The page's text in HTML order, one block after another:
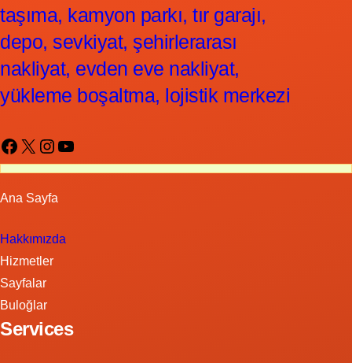
taşıma, kamyon parkı, tır garajı,
depo, sevkiyat, şehirlerarası
nakliyat, evden eve nakliyat,
yükleme boşaltma, lojistik merkezi
Facebook X Instagram YouTube
Ana Sayfa
Hakkımızda
Hizmetler
Sayfalar
Buloğlar
Services